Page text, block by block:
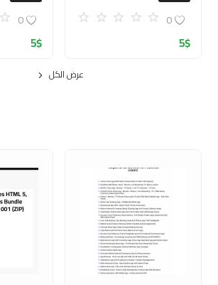
0
5$
0
5$
عرض الكل